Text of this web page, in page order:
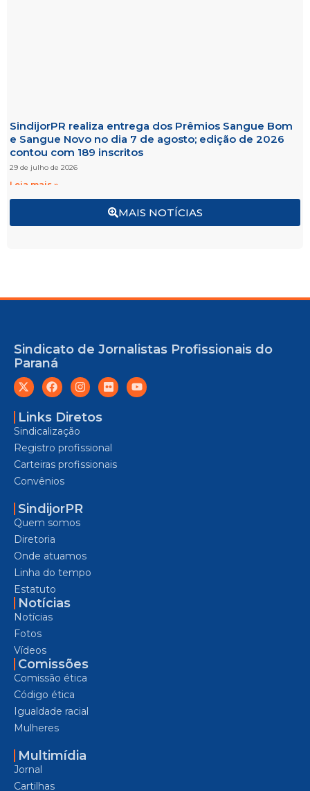
MAIS NOTÍCIAS
SindijorPR realiza entrega dos Prêmios Sangue Bom
e Sangue Novo no dia 7 de agosto; edição de 2026
contou com 189 inscritos
29 de julho de 2026
Leia mais »
Sindicato de Jornalistas Profissionais do
Paraná
Links Diretos
Sindicalização
Registro profissional
Carteiras profissionais
Convênios
SindijorPR
Quem somos
Diretoria
Onde atuamos
Linha do tempo
Estatuto
Notícias
Notícias
Fotos
Vídeos
Comissões
Comissão ética
Código ética
Igualdade racial
Mulheres
Multimídia
Jornal
Cartilhas